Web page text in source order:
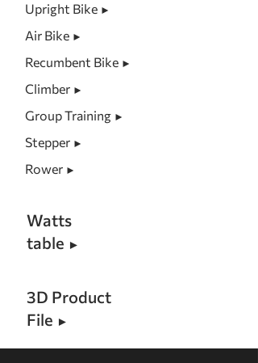
Upright Bike ►
Air Bike ►
Recumbent Bike ►
Climber ►
Group Training ►
Stepper ►
Rower ►
Watts
table ►
3D Product
File ►